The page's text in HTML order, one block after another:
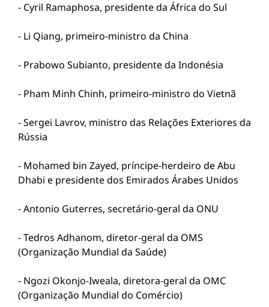
- Cyril Ramaphosa, presidente da África do Sul
- Li Qiang, primeiro-ministro da China
- Prabowo Subianto, presidente da Indonésia
- Pham Minh Chinh, primeiro-ministro do Vietnã
- Sergei Lavrov, ministro das Relações Exteriores da
Rússia
- Mohamed bin Zayed, príncipe-herdeiro de Abu
Dhabi e presidente dos Emirados Árabes Unidos
- Antonio Guterres, secretário-geral da ONU
- Tedros Adhanom, diretor-geral da OMS
(Organização Mundial da Saúde)
- Ngozi Okonjo-Iweala, diretora-geral da OMC
(Organização Mundial do Comércio)